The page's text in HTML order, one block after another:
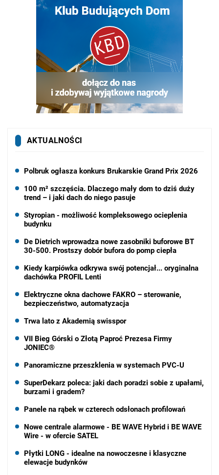
AKTUALNOŚCI
Polbruk ogłasza konkurs Brukarskie Grand Prix 2026
100 m² szczęścia. Dlaczego mały dom to dziś duży
trend – i jaki dach do niego pasuje
Styropian - możliwość kompleksowego ocieplenia
budynku
De Dietrich wprowadza nowe zasobniki buforowe BT
30-500. Prostszy dobór bufora do pomp ciepła
Kiedy karpiówka odkrywa swój potencjał... oryginalna
dachówka PROFIL Lenti
Elektryczne okna dachowe FAKRO – sterowanie,
bezpieczeństwo, automatyzacja
Trwa lato z Akademią swisspor
VII Bieg Górski o Złotą Paproć Prezesa Firmy
JONIEC®
Panoramiczne przeszklenia w systemach PVC-U
SuperDekarz poleca: jaki dach poradzi sobie z upałami,
burzami i gradem?
Panele na rąbek w czterech odsłonach profilowań
Nowe centrale alarmowe - BE WAVE Hybrid i BE WAVE
Wire - w ofercie SATEL
Płytki LONG - idealne na nowoczesne i klasyczne
elewacje budynków